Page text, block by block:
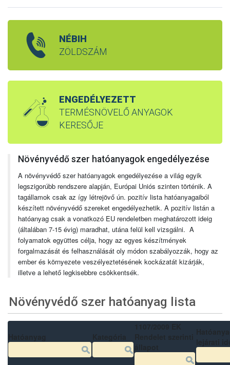
NÉBIH
ZÖLDSZÁM
ENGEDÉLYEZETT
TERMÉSNÖVELŐ ANYAGOK
KERESŐJE
Növényvédő szer hatóanyagok engedélyezése
A növényvédő szer hatóanyagok engedélyezése a világ egyik
legszigorúbb rendszere alapján, Európai Uniós szinten történik. A
tagállamok csak az így létrejövő ún. pozitív lista hatóanyagaiból
készített növényvédő szereket engedélyezhetik. A pozitív listán a
hatóanyag csak a vonatkozó EU rendeletben meghatározott ideig
(általában 7-15 évig) maradhat, utána felül kell vizsgálni. A
folyamatok együttes célja, hogy az egyes készítmények
forgalmazását és felhasználását oly módon szabályozzák, hogy az
ember és környezete veszélyeztetésének kockázatát kizárják,
illetve a lehető legkisebbre csökkentsék.
Növényvédő szer hatóanyag lista